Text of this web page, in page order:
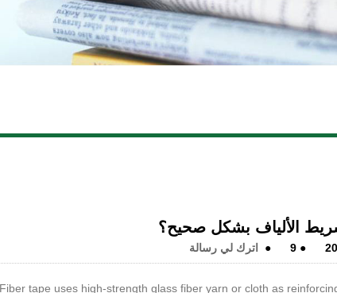
الألياف بشكل صحيح؟
●
9
● اترك لي رسالة
Fiber tape uses high-strength glass fiber yarn or cloth as